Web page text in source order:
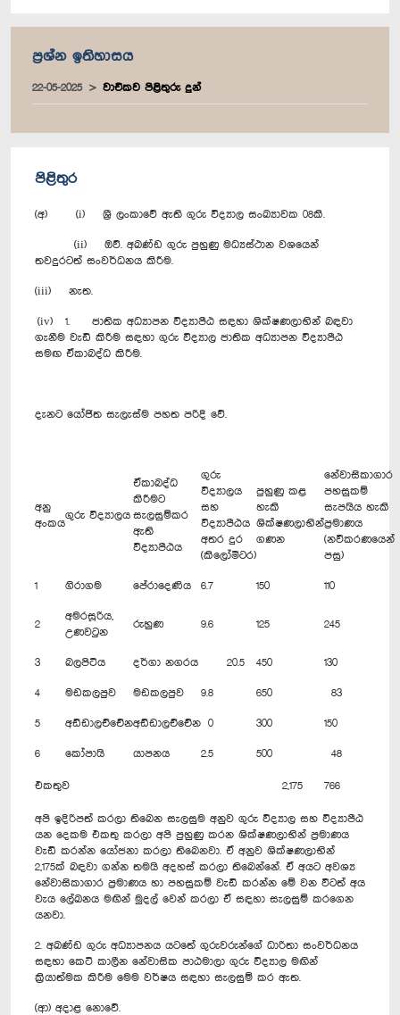
ප්‍රශ්න ඉතිහාසය
22-05-2025 වාචිකව පිළිතුරු දුන්
පිළිතුර
(අ) (i) ශ්‍රී ලංකාවේ ඇති ගුරු විද්‍යාල සංඛ්‍යාවක 08කි.
(ii) ඔව්. අඛණ්ඩ ගුරු පුහුණු මධ්‍යස්ථාන වශයෙන්
තවදුරටත් සංවර්ධනය කිරීම.
(iii) නැත.
(iv) 1. ජාතික අධ්‍යාපන විද්‍යාපීඨ සඳහා ශික්ෂණලාභින් බඳවා
ගැනීම වැඩි කිරීම සඳහා ගුරු විද්‍යාල ජාතික අධ්‍යාපන විද්‍යාපීඨ
සමඟ ඒකාබද්ධ කිරීම.
දැනට යෝජිත සැලැස්ම පහත පරිදි වේ.
අනු
අංකය
ගුරු විද්‍යාලය
ඒකාබද්ධ
කිරීමට
සැලසුම්කර
ඇති
විද්‍යාපීඨය
ගුරු
විද්‍යාලය
සහ
විද්‍යාපීඨය
අතර දුර
(කිලෝමීටර)
පුහුණු කළ
හැකි
ශික්ෂණලාභින්
ගණන
නේවාසිකාගාර
පහසුකම්
සැපයිය හැකි
ප්‍රමාණය
(නවීකරණයෙන්
පසු)
1 ගිරාගම පේරාදෙණිය 6.7 150 110
2
අමරසූරිය,
උණවටුන
රුහුණ 9.6 125 245
3 බලපිටිය දර්ගා නගරය 20.5 450 130
4 මඩකලපුව මඩකලපුව 9.8 650 83
5 අඩ්ඩාලච්චේනඅඩ්ඩාලච්චේන 0 300 150
6 කෝපායි යාපනය 2.5 500 48
එකතුව 2,175 766
අපි ඉදිරිපත් කරලා තිබෙන සැලසුම අනුව ගුරු විද්‍යාල සහ විද්‍යාපීඨ
යන දෙකම එකතු කරලා අපි පුහුණු කරන ශික්ෂණලාභින් ප්‍රමාණය
වැඩි කරන්න යෝජනා කරලා තිබෙනවා. ඒ අනුව ශික්ෂණලාභින්
2,175ක් බඳවා ගන්න තමයි අදහස් කරලා තිබෙන්නේ. ඒ අයට අවශ්‍ය
නේවාසිකාගාර ප්‍රමාණය හා පහසුකම් වැඩි කරන්න මේ වන විටත් අය
වැය ලේඛනය මඟින් මුදල් වෙන් කරලා ඒ සඳහා සැලසුම් කරගෙන
යනවා.
2. අඛණ්ඩ ගුරු අධ්‍යාපනය යටතේ ගුරුවරුන්ගේ ධාරිතා සංවර්ධනය
සඳහා කෙටි කාලීන නේවාසික පාඨමාලා ගුරු විද්‍යාල මඟින්
ක්‍රියාත්මක කිරීම මෙම වර්ෂය සඳහා සැලසුම් කර ඇත.
(ආ) අදාළ නොවේ.